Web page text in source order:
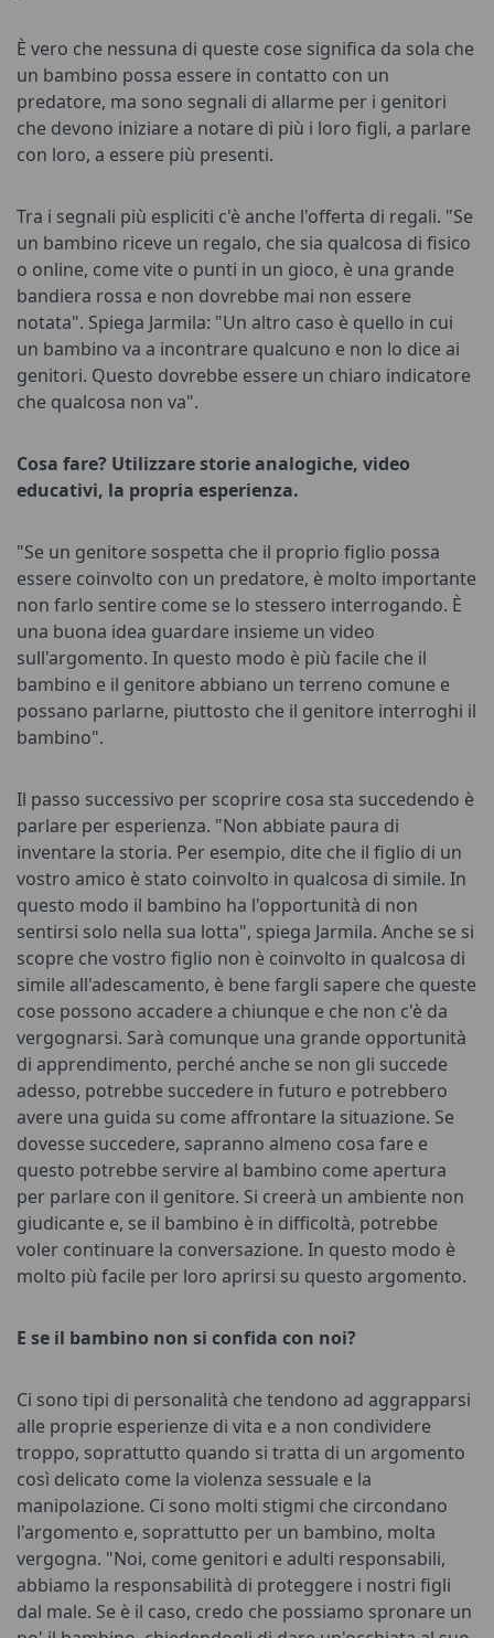
È vero che nessuna di queste cose significa da sola che
un bambino possa essere in contatto con un
predatore, ma sono segnali di allarme per i genitori
che devono iniziare a notare di più i loro figli, a parlare
con loro, a essere più presenti.
Tra i segnali più espliciti c'è anche l'offerta di regali. "Se
un bambino riceve un regalo, che sia qualcosa di fisico
o online, come vite o punti in un gioco, è una grande
bandiera rossa e non dovrebbe mai non essere
notata". Spiega Jarmila: "Un altro caso è quello in cui
un bambino va a incontrare qualcuno e non lo dice ai
genitori. Questo dovrebbe essere un chiaro indicatore
che qualcosa non va".
Cosa fare? Utilizzare storie analogiche, video
educativi, la propria esperienza.
"Se un genitore sospetta che il proprio figlio possa
essere coinvolto con un predatore, è molto importante
non farlo sentire come se lo stessero interrogando. È
una buona idea guardare insieme un video
sull'argomento. In questo modo è più facile che il
bambino e il genitore abbiano un terreno comune e
possano parlarne, piuttosto che il genitore interroghi il
bambino".
Il passo successivo per scoprire cosa sta succedendo è
parlare per esperienza. "Non abbiate paura di
inventare la storia. Per esempio, dite che il figlio di un
vostro amico è stato coinvolto in qualcosa di simile. In
questo modo il bambino ha l'opportunità di non
sentirsi solo nella sua lotta", spiega Jarmila. Anche se si
scopre che vostro figlio non è coinvolto in qualcosa di
simile all'adescamento, è bene fargli sapere che queste
cose possono accadere a chiunque e che non c'è da
vergognarsi. Sarà comunque una grande opportunità
di apprendimento, perché anche se non gli succede
adesso, potrebbe succedere in futuro e potrebbero
avere una guida su come affrontare la situazione. Se
dovesse succedere, sapranno almeno cosa fare e
questo potrebbe servire al bambino come apertura
per parlare con il genitore. Si creerà un ambiente non
giudicante e, se il bambino è in difficoltà, potrebbe
voler continuare la conversazione. In questo modo è
molto più facile per loro aprirsi su questo argomento.
E se il bambino non si confida con noi?
Ci sono tipi di personalità che tendono ad aggrapparsi
alle proprie esperienze di vita e a non condividere
troppo, soprattutto quando si tratta di un argomento
così delicato come la violenza sessuale e la
manipolazione. Ci sono molti stigmi che circondano
l'argomento e, soprattutto per un bambino, molta
vergogna. "Noi, come genitori e adulti responsabili,
abbiamo la responsabilità di proteggere i nostri figli
dal male. Se è il caso, credo che possiamo spronare un